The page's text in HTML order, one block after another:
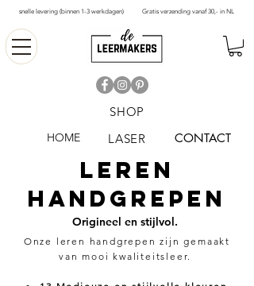
snelle levering (binnen 1-3 werkdagen) Gratis verzending vanaf 30,- in NL
HOME CONTACT
LASER
SHOP
LEREN
HANDGREPEN
Origineel en stijlvol.
Onze leren handgrepen zijn gemaakt
van mooi kwaliteitsleer.